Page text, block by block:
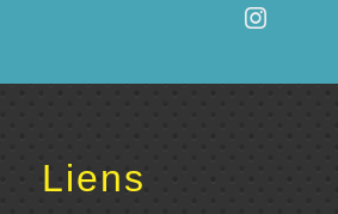
Liens